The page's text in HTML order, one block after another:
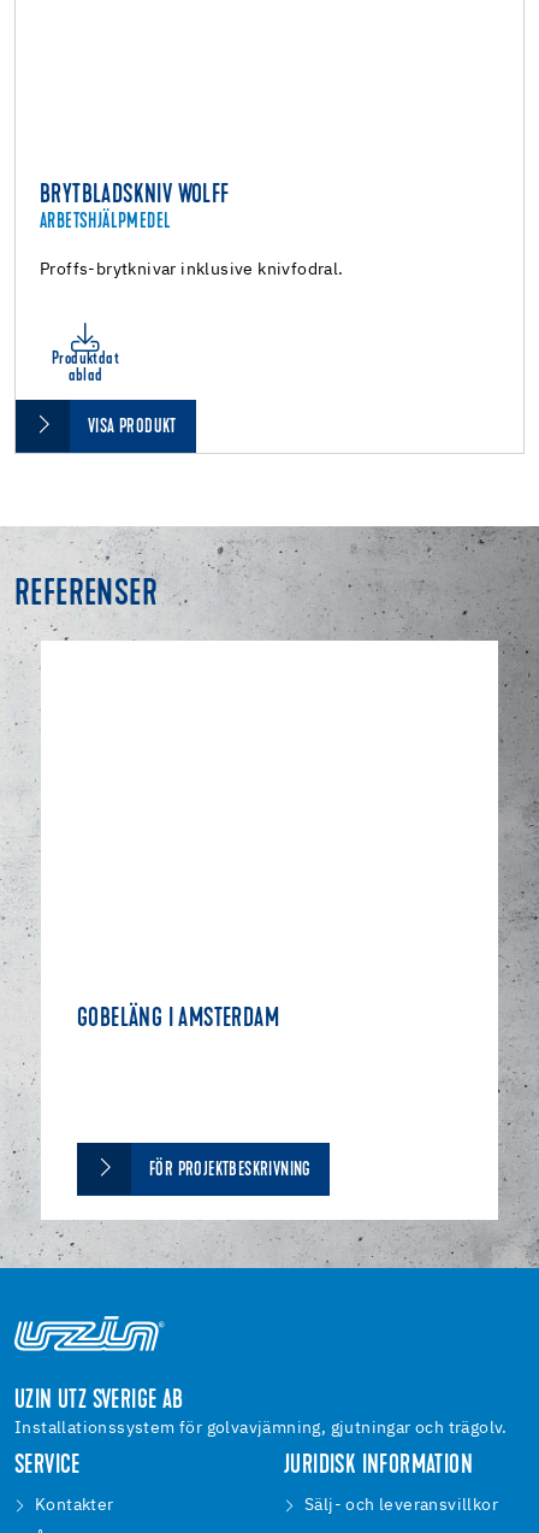
BRYTBLADSKNIV WOLFF
ARBETSHJÄLPMEDEL
Proffs-brytknivar inklusive knivfodral.
Produktdat
ablad
VISA PRODUKT
REFERENSER
GOBELÄNG I AMSTERDAM
FÖR PROJEKTBESKRIVNING
UZIN UTZ SVERIGE AB
Installationssystem för golvavjämning, gjutningar och trägolv.
SERVICE
Kontakter
JURIDISK INFORMATION
Sälj- och leveransvillkor